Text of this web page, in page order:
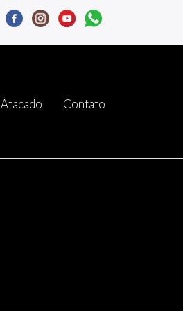
Atacado Contato